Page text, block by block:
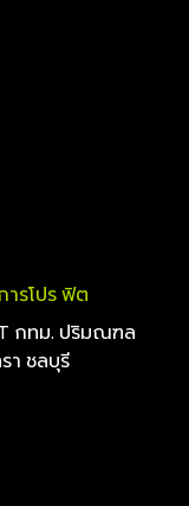
รโปร ฟิต
กทม. ปริมณฑล
รา ชลบุรี